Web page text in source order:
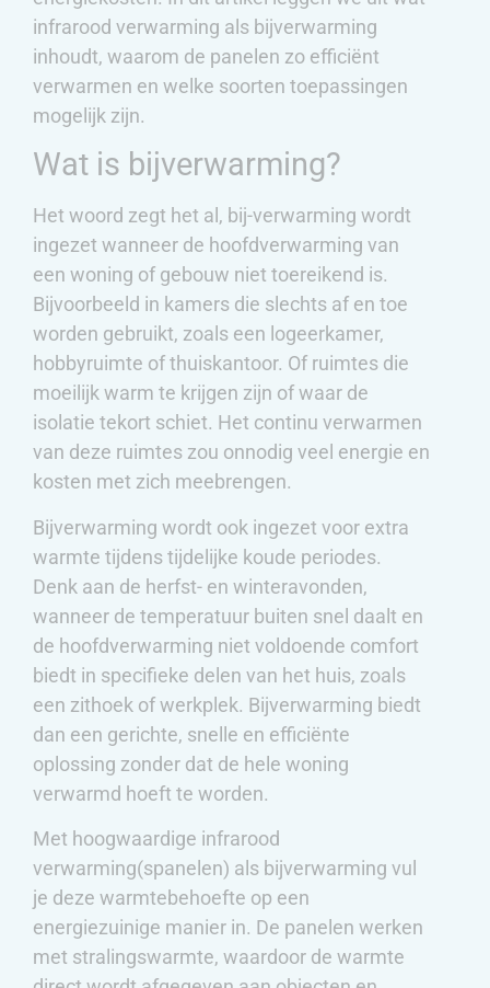
infrarood verwarming als bijverwarming
inhoudt, waarom de panelen zo efficiënt
verwarmen en welke soorten toepassingen
mogelijk zijn.
Wat is bijverwarming?
Het woord zegt het al, bij-verwarming wordt
ingezet wanneer de hoofdverwarming van
een woning of gebouw niet toereikend is.
Bijvoorbeeld in kamers die slechts af en toe
worden gebruikt, zoals een logeerkamer,
hobbyruimte of thuiskantoor. Of ruimtes die
moeilijk warm te krijgen zijn of waar de
isolatie tekort schiet. Het continu verwarmen
van deze ruimtes zou onnodig veel energie en
kosten met zich meebrengen.
Bijverwarming wordt ook ingezet voor extra
warmte tijdens tijdelijke koude periodes.
Denk aan de herfst- en winteravonden,
wanneer de temperatuur buiten snel daalt en
de hoofdverwarming niet voldoende comfort
biedt in specifieke delen van het huis, zoals
een zithoek of werkplek. Bijverwarming biedt
dan een gerichte, snelle en efficiënte
oplossing zonder dat de hele woning
verwarmd hoeft te worden.
Met hoogwaardige infrarood
verwarming(spanelen) als bijverwarming vul
je deze warmtebehoefte op een
energiezuinige manier in. De panelen werken
met stralingswarmte, waardoor de warmte